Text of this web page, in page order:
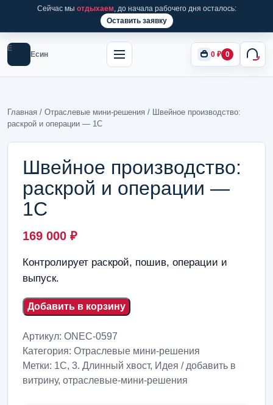
Сейчас мы отдыхаем, до начала рабочего дня осталось:
Оставить заявку
Е
Есин 0 ₽ 0
Главная / Отраслевые мини-решения / Швейное производство:
раскрой и операции — 1С
Швейное производство:
раскрой и операции —
1С
169 000 ₽
Контролирует раскрой, пошив, операции и
выпуск.
Добавить в корзину
Артикул: ONEC-0597
Категория: Отраслевые мини-решения
Метки: 1С, 3. Длинный хвост, Идея / добавить в
витрину, отраслевые-мини-решения